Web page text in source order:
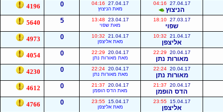
27.04.17
04:16
הניצוץ
27.04.17
04:16
מאת הניצוץ
0
4196
27.03.17
18:10
שפוי
23.04.17
13:48
מאת שפוי
5
5640
21.04.17
10:32
אליצפן
21.04.17
10:32
מאת אליצפן
0
4973
20.04.17
22:29
מאורות נתן
20.04.17
22:29
מאת מאורות נתן
0
4054
20.04.17
22:24
מאורות נתן
20.04.17
22:24
מאת מאורות נתן
0
4230
20.04.17
21:37
הדס הופמן
20.04.17
21:37
מאת הדס הופמן
0
4612
15.04.17
23:55
אליצפן
15.04.17
23:55
מאת אליצפן
0
4766